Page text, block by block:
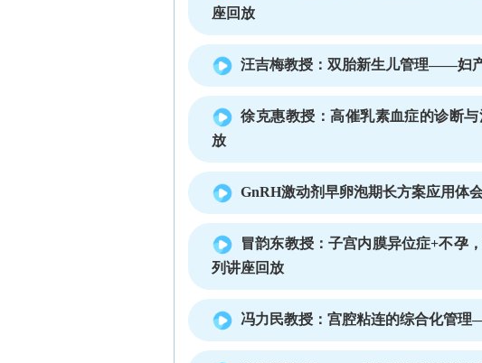
座回放
汪吉梅教授：双胎新生儿管理——妇
徐克惠教授：高催乳素血症的诊断
放
GnRH激动剂早卵泡期长方案应用
冒韵东教授：子宫内膜异位症+不
列讲座回放
冯力民教授：宫腔粘连的综合化管